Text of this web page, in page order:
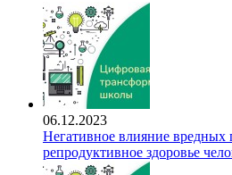
06.12.2023
Негативное влияние вредных
репродуктивное здоровье